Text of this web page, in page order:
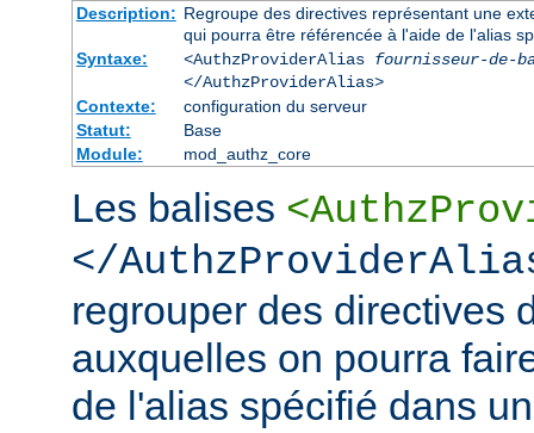
Description: Regroupe des directives représentant une
qui pourra être référencée à l'aide de l'alias
Syntaxe:
<AuthzProviderAlias fournisseur-de-
</AuthzProviderAlias>
Contexte:
configuration du serveur
Statut:
Base
Module:
mod_authz_core
Les balises
</
regrouper des directives
auxquelles on pourra
de l'alias spécifié dans